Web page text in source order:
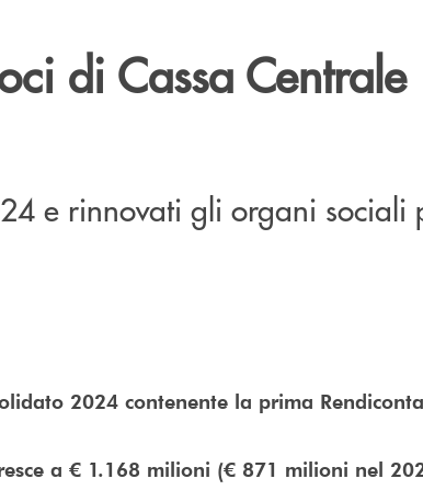
di Cassa Centrale
e rinnovati gli organi sociali
2024 contenente la prima
a € 1.168 milioni (€ 871 milioni nel